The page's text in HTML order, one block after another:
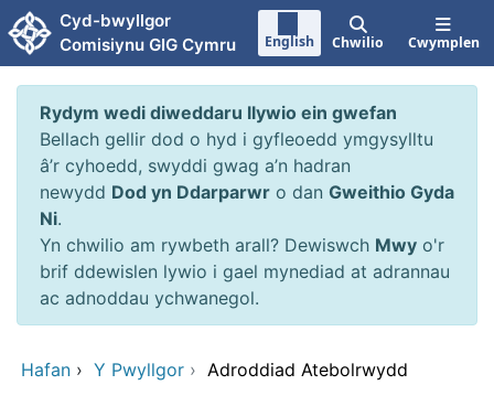
Neidio i'r prif gynnwy
Cyd-bwyllgor
Comisiynu GIG Cymru
English Chwilio Cwymplen
Rydym wedi diweddaru llywio ein gwefan
Bellach gellir dod o hyd i gyfleoedd ymgysylltu
â’r cyhoedd, swyddi gwag a’n hadran
newydd Dod yn Ddarparwr o dan Gweithio Gyda
Ni.
Yn chwilio am rywbeth arall? Dewiswch Mwy o'r
brif ddewislen lywio i gael mynediad at adrannau
ac adnoddau ychwanegol.
Hafan › Y Pwyllgor › Adroddiad Atebolrwydd